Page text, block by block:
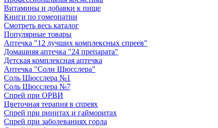
Витамины и добавки к пище
Книги по гомеопатии
Смотреть весь каталог
Популярные товары
Аптечка "12 лучших комплексных спреев"
Домашняя аптечка "24 препарата"
Детская комплексная аптечка
Аптечка "Соли Шюсслера"
Соль Шюсслера №1
Соль Шюсслера №7
Спрей при ОРВИ
Цветочная терапия в спреях
Спрей при ринитах и гайморитах
Спрей при заболеваниях горла